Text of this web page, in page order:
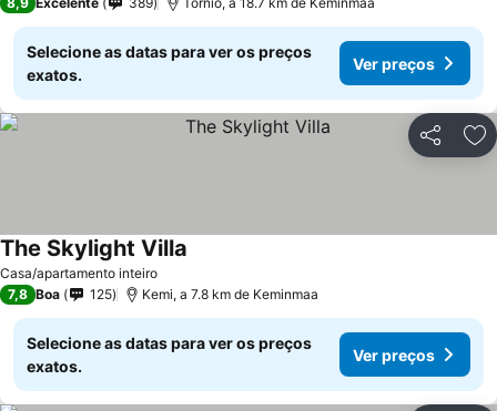
Selecione as datas para ver os preços
exatos.
Ver preços
Partilhar
Casa/apartamento inteiro
The Skylight Villa
7,8 Boa 125 Kemi, a 7.8 km de Keminmaa
Selecione as datas para ver os preços
exatos.
Ver preços